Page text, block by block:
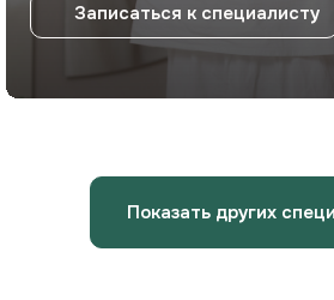
Записаться к специалисту
Показать других
Ваш номер
Политикой конфиденциальности
Отправить